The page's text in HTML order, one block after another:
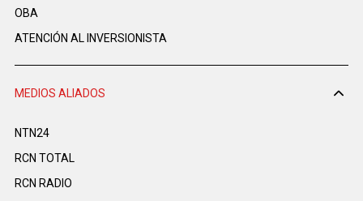
OBA
ATENCIÓN AL INVERSIONISTA
MEDIOS ALIADOS
NTN24
RCN TOTAL
RCN RADIO